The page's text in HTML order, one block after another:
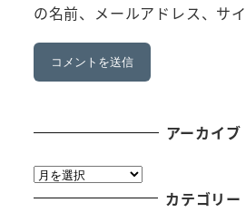
の名前、メールアドレス、サ
アーカイブ
ア
ー
カテゴリー